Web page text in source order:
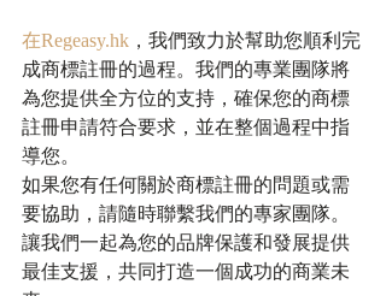
在Regeasy.hk ，我們致力於幫助您順利完
成商標註冊的過程。我們的專業團隊將
為您提供全方位的支持，確保您的商標
註冊申請符合要求，並在整個過程中指
導您。
如果您有任何關於商標註冊的問題或需
要協助，請隨時聯繫我們的專家團隊。
讓我們一起為您的品牌保護和發展提供
最佳支援，共同打造一個成功的商業未